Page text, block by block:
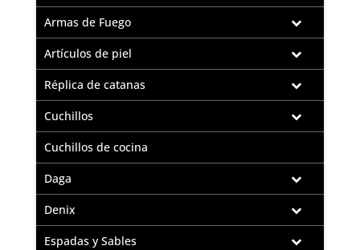
Armas de Fuego
Artículos de piel
Réplica de catanas
Cuchillos
Cuchillos de cocina
Daga
Denix
Espadas y Sables